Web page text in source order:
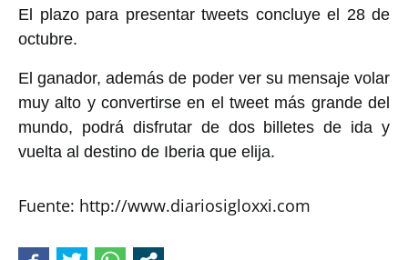
El plazo para presentar tweets concluye el 28 de
octubre.
El ganador, además de poder ver su mensaje volar
muy alto y convertirse en el tweet más grande del
mundo, podrá disfrutar de dos billetes de ida y
vuelta al destino de Iberia que elija.
Fuente: http://www.diariosigloxxi.com